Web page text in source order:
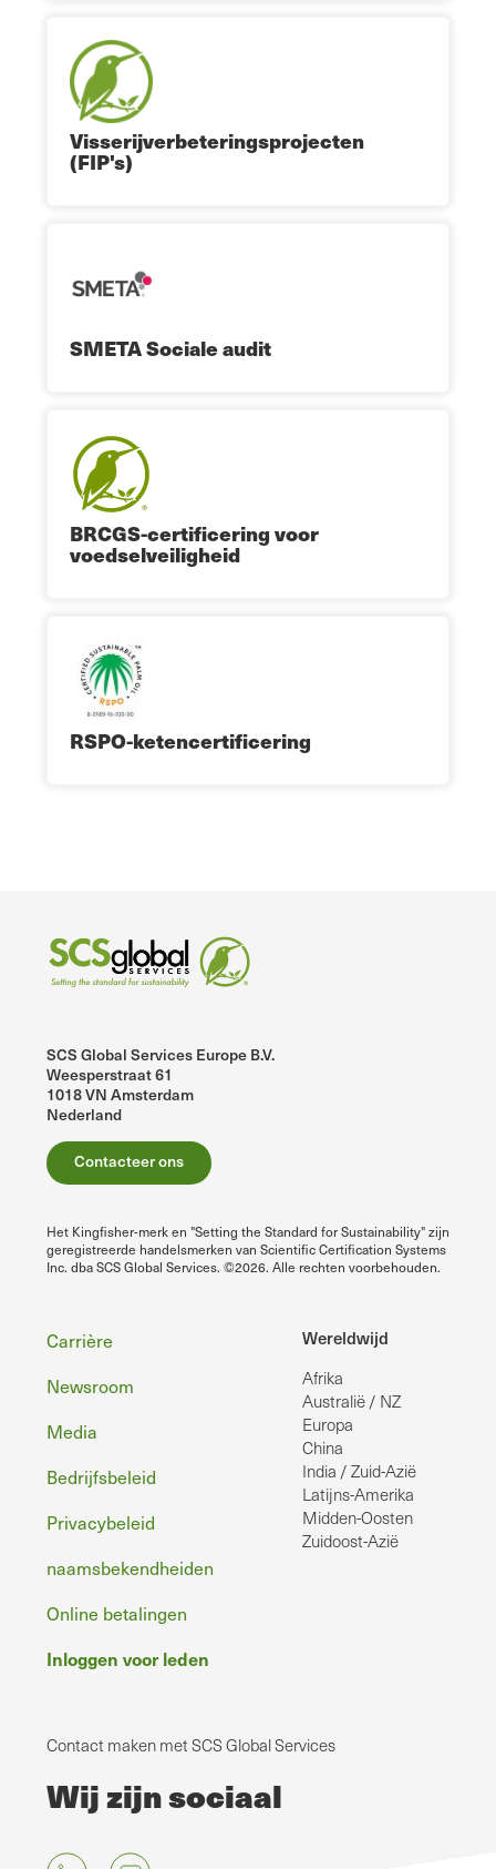
Visserijverbeteringsprojecten
(FIP's)
SMETA Sociale audit
BRCGS-certificering voor
voedselveiligheid
RSPO-ketencertificering
SCS Global Services Europe B.V.
Weesperstraat 61
1018 VN Amsterdam
Nederland
Contacteer ons
Het Kingfisher-merk en "Setting the Standard for Sustainability" zijn
geregistreerde handelsmerken van Scientific Certification Systems
Inc. dba SCS Global Services. ©2026. Alle rechten voorbehouden.
Wereldwijd
Afrika
Australië / NZ
Europa
China
India / Zuid-Azië
Latijns-Amerika
Midden-Oosten
Zuidoost-Azië
Voettekst
Carrière
Newsroom
Media
Bedrijfsbeleid
Privacybeleid
naamsbekendheiden
Online betalingen
Inloggen voor leden
Contact maken met SCS Global Services
Wij zijn sociaal